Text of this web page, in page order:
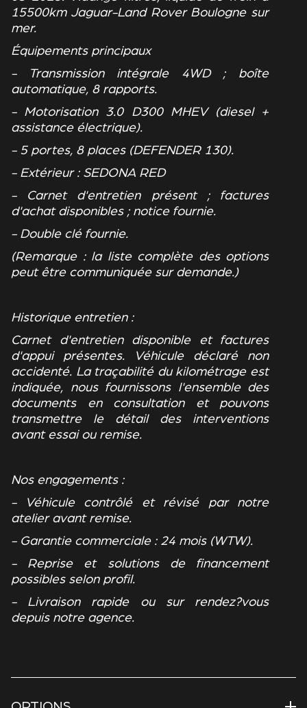
15500km Jaguar-Land Rover Boulogne sur
mer.
Équipements principaux
- Transmission intégrale 4WD ; boîte
automatique, 8 rapports.
- Motorisation 3.0 D300 MHEV (diesel +
assistance électrique).
- 5 portes, 8 places (DEFENDER 130).
- Extérieur : SEDONA RED
- Carnet d'entretien présent ; factures
d'achat disponibles ; notice fournie.
- Double clé fournie.
(Remarque : la liste complète des options
peut être communiquée sur demande.)
Historique entretien :
Carnet d'entretien disponible et factures
d'appui présentes. Véhicule déclaré non
accidenté. La traçabilité du kilométrage est
indiquée, nous fournissons l'ensemble des
documents en consultation et pouvons
transmettre le détail des interventions
avant essai ou remise.
Nos engagements :
- Véhicule contrôlé et révisé par notre
atelier avant remise.
- Garantie commerciale : 24 mois (WTW).
- Reprise et solutions de financement
possibles selon profil.
- Livraison rapide ou sur rendez?vous
depuis notre agence.